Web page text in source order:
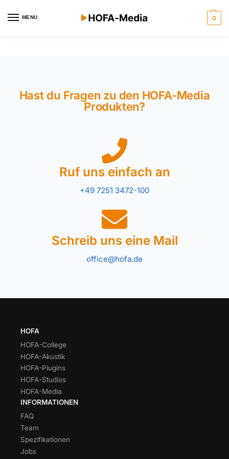
MENU 0
Hast du Fragen zu den HOFA-Media
Produkten?
Ruf uns einfach an
+49 7251 3472-100
Schreib uns eine Mail
office@hofa.de
HOFA
HOFA-College
HOFA-Akustik
HOFA-Plugins
HOFA-Studios
HOFA-Media
INFORMATIONEN
FAQ
Team
Spezifikationen
Jobs